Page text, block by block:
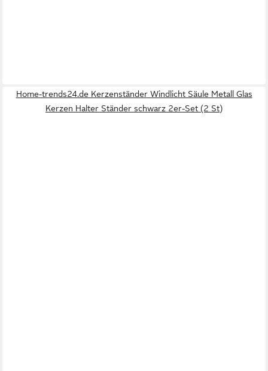
Home-trends24.de Kerzenständer Windlicht Säule Metall Glas
Kerzen Halter Ständer schwarz 2er-Set (2 St)